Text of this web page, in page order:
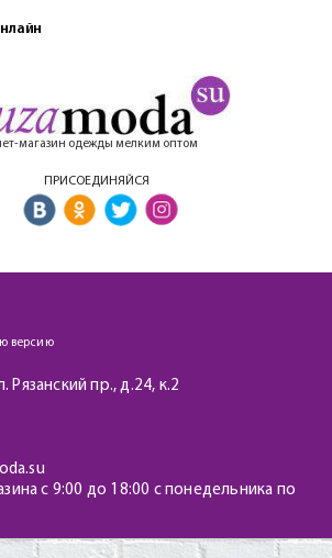
магазин одежды мелким оптом
ПРИСОЕДИНЯЙСЯ
версию
Рязанский пр., д.24, к.2
с 9:00 до 18:00 с понедельника по